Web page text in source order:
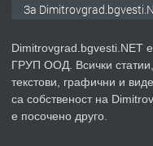
ПРЕДЛАГА
За
ГРУП ООД. Всички
текстови, графични и
са собственост на
е посочено друго.